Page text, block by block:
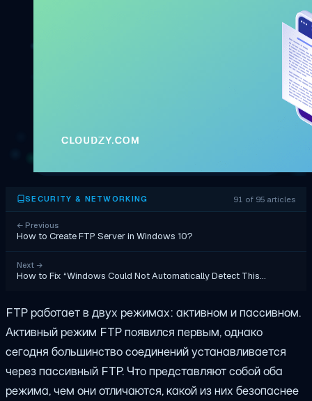
SECURITY & NETWORKING 91 of 95 articles
← Previous
How to Create FTP Server in Windows 10?
Next →
How to Fix “Windows Could Not Automatically Detect This…
FTP работает в двух режимах: активном и пассивном.
Активный режим FTP появился первым, однако
сегодня большинство соединений устанавливается
через пассивный FTP. Что представляют собой оба
режима, чем они отличаются, какой из них безопаснее